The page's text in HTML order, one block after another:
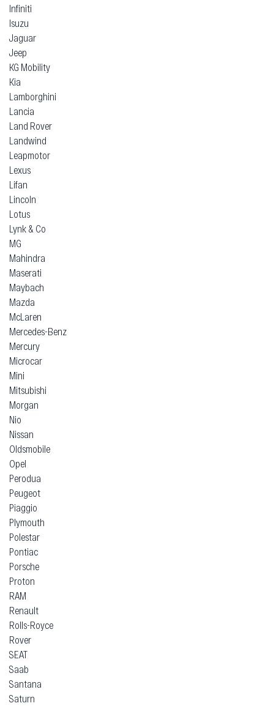
Infiniti
Isuzu
Jaguar
Jeep
KG Mobility
Kia
Lamborghini
Lancia
Land Rover
Landwind
Leapmotor
Lexus
Lifan
Lincoln
Lotus
Lynk & Co
MG
Mahindra
Maserati
Maybach
Mazda
McLaren
Mercedes-Benz
Mercury
Microcar
Mini
Mitsubishi
Morgan
Nio
Nissan
Oldsmobile
Opel
Perodua
Peugeot
Piaggio
Plymouth
Polestar
Pontiac
Porsche
Proton
RAM
Renault
Rolls-Royce
Rover
SEAT
Saab
Santana
Saturn